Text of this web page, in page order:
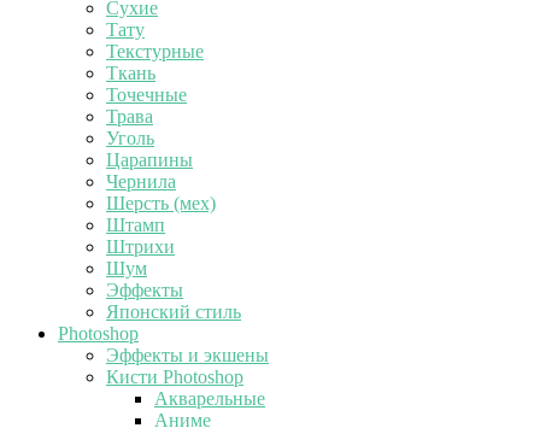
Сухие
Тату
Текстурные
Ткань
Точечные
Трава
Уголь
Царапины
Чернила
Шерсть (мех)
Штамп
Штрихи
Шум
Эффекты
Японский стиль
Photoshop
Эффекты и экшены
Кисти Photoshop
Акварельные
Аниме